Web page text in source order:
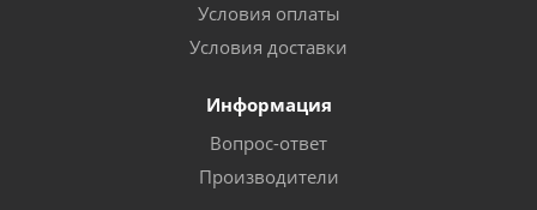
Условия оплаты
Условия доставки
Информация
Вопрос-ответ
Производители